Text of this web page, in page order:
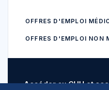
OFFRES D'EMPLOI
OFFRES D'EMPLOI NON
Accéder au CHU et